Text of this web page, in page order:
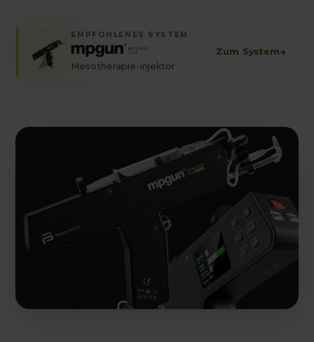
EMPFOHLENES SYSTEM
Mesotherapie-Injektor
Zum System→